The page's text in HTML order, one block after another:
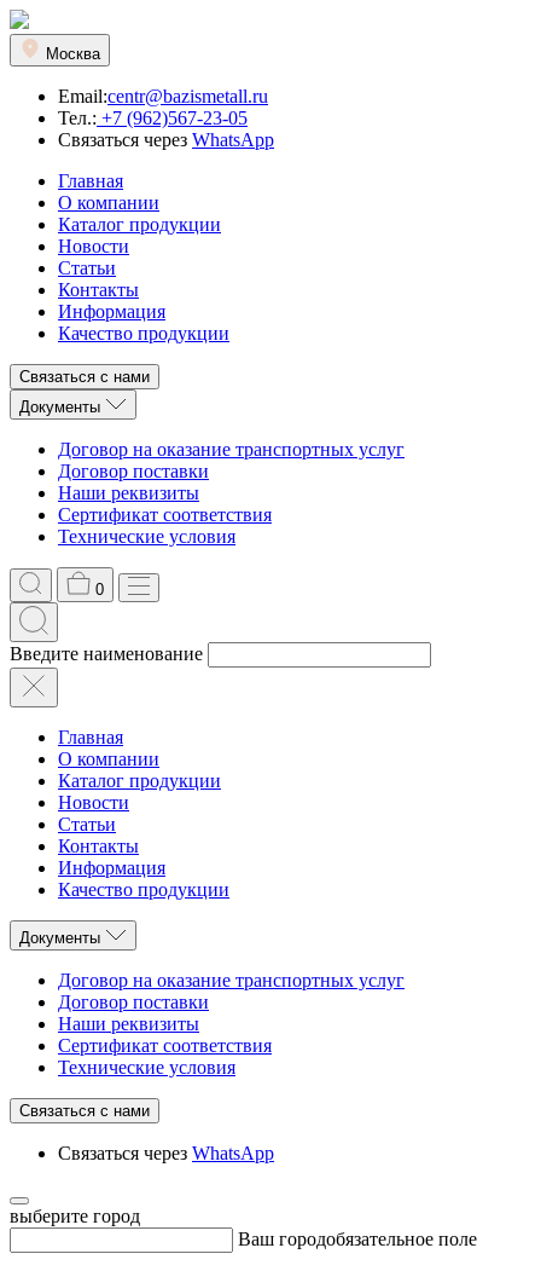
Москва
Email:centr@bazismetall.ru
Тел.: +7 (962)567-23-05
Связаться через WhatsApp
Главная
О компании
Каталог продукции
Новости
Статьи
Контакты
Информация
Качество продукции
Связаться с нами
Документы
Договор на оказание транспортных услуг
Договор поставки
Наши реквизиты
Сертификат соответствия
Технические условия
0
Введите наименование
Главная
О компании
Каталог продукции
Новости
Статьи
Контакты
Информация
Качество продукции
Документы
Договор на оказание транспортных услуг
Договор поставки
Наши реквизиты
Сертификат соответствия
Технические условия
Связаться с нами
Связаться через WhatsApp
выберите город
Ваш городобязательное поле